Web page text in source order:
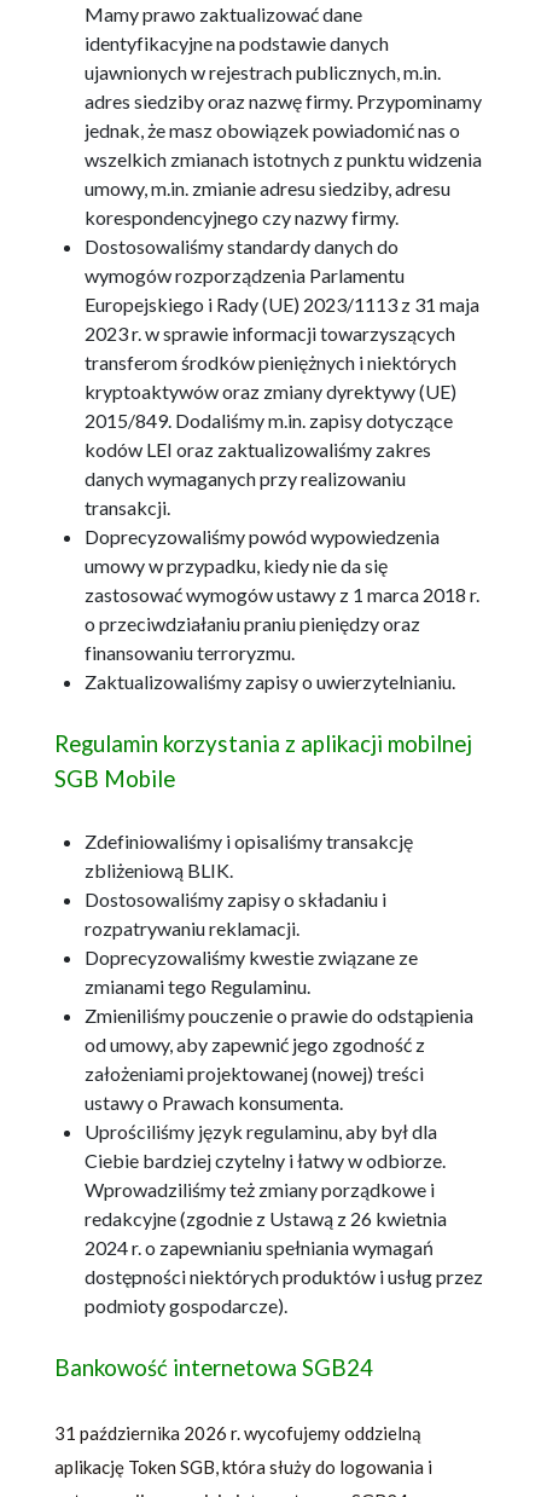
Mamy prawo zaktualizować dane
identyfikacyjne na podstawie danych
ujawnionych w rejestrach publicznych, m.in.
adres siedziby oraz nazwę firmy. Przypominamy
jednak, że masz obowiązek powiadomić nas o
wszelkich zmianach istotnych z punktu widzenia
umowy, m.in. zmianie adresu siedziby, adresu
korespondencyjnego czy nazwy firmy.
Dostosowaliśmy standardy danych do
wymogów rozporządzenia Parlamentu
Europejskiego i Rady (UE) 2023/1113 z 31 maja
2023 r. w sprawie informacji towarzyszących
transferom środków pieniężnych i niektórych
kryptoaktywów oraz zmiany dyrektywy (UE)
2015/849. Dodaliśmy m.in. zapisy dotyczące
kodów LEI oraz zaktualizowaliśmy zakres
danych wymaganych przy realizowaniu
transakcji.
Doprecyzowaliśmy powód wypowiedzenia
umowy w przypadku, kiedy nie da się
zastosować wymogów ustawy z 1 marca 2018 r.
o przeciwdziałaniu praniu pieniędzy oraz
finansowaniu terroryzmu.
Zaktualizowaliśmy zapisy o uwierzytelnianiu.
Regulamin korzystania z aplikacji mobilnej
SGB Mobile
Zdefiniowaliśmy i opisaliśmy transakcję
zbliżeniową BLIK.
Dostosowaliśmy zapisy o składaniu i
rozpatrywaniu reklamacji.
Doprecyzowaliśmy kwestie związane ze
zmianami tego Regulaminu.
Zmieniliśmy pouczenie o prawie do odstąpienia
od umowy, aby zapewnić jego zgodność z
założeniami projektowanej (nowej) treści
ustawy o Prawach konsumenta.
Uprościliśmy język regulaminu, aby był dla
Ciebie bardziej czytelny i łatwy w odbiorze.
Wprowadziliśmy też zmiany porządkowe i
redakcyjne (zgodnie z Ustawą z 26 kwietnia
2024 r. o zapewnianiu spełniania wymagań
dostępności niektórych produktów i usług przez
podmioty gospodarcze).
Bankowość internetowa SGB24
31 października 2026 r. wycofujemy oddzielną
aplikację Token SGB, która służy do logowania i